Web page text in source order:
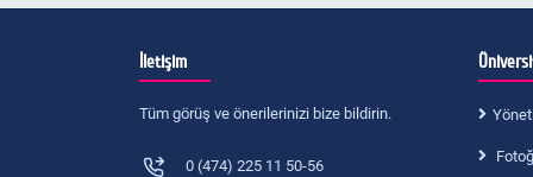
İletişim
Tüm görüş ve önerilerinizi bize bildirin.
0 (474) 225 11 50-56